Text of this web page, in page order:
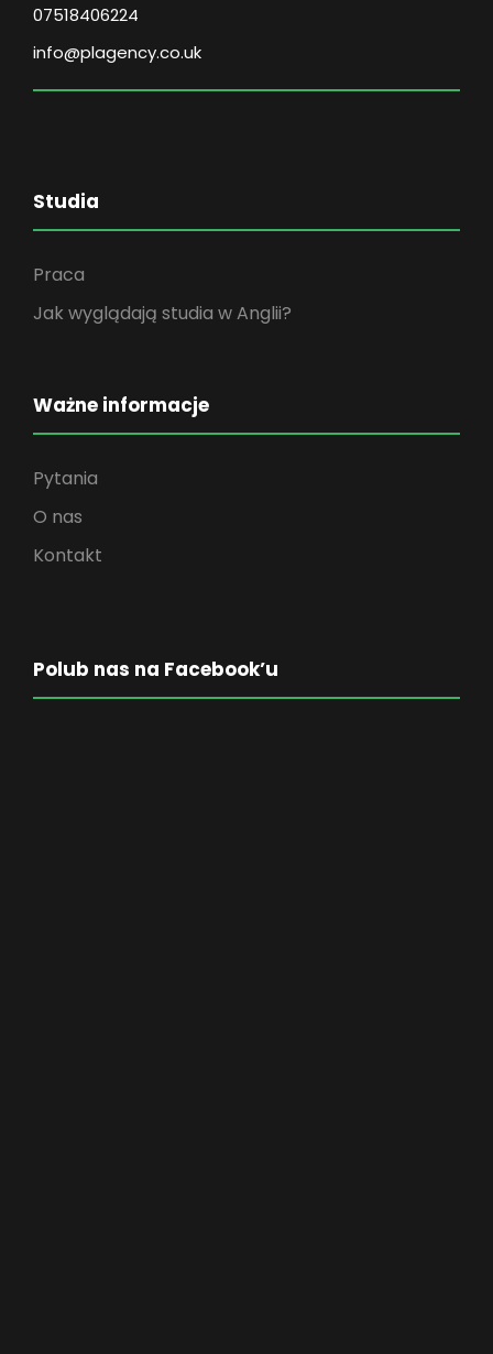
07518406224
info@plagency.co.uk
Studia
Praca
Jak wyglądają studia w Anglii?
Ważne informacje
Pytania
O nas
Kontakt
Polub nas na Facebook’u